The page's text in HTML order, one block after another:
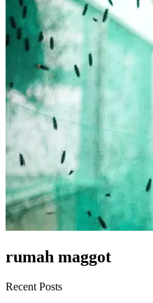
rumah maggot
Recent Posts